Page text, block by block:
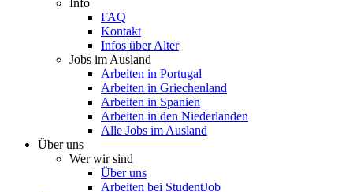
Info
FAQ
Kontakt
Infos über Alter
Jobs im Ausland
Arbeiten in Portugal
Arbeiten in Griechenland
Arbeiten in Spanien
Arbeiten in den Niederlanden
Alle Jobs im Ausland
Über uns
Wer wir sind
Über uns
Arbeiten bei StudentJob